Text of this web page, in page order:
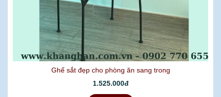
Ghế sắt đẹp cho phòng ăn sang trong
1.525.000đ